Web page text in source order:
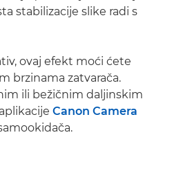
stabilizacije slike radi s
ovaj efekt moći ćete
brzinama zatvarača.
ili bežičnim daljinskim
Canon Camera